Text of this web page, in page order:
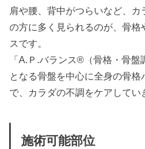
肩や腰、背中がつらいなど、
の方に多く見られるのが、骨格
スです。
「A.Ｐ.バランス®（骨格・骨
となる骨盤を中心に全身の骨格
で、カラダの不調をケアしてい
施術可能部位